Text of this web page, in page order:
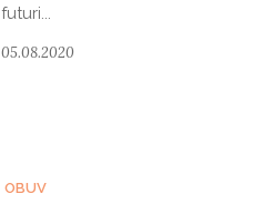
futuri...
05.08.2020
OBUV